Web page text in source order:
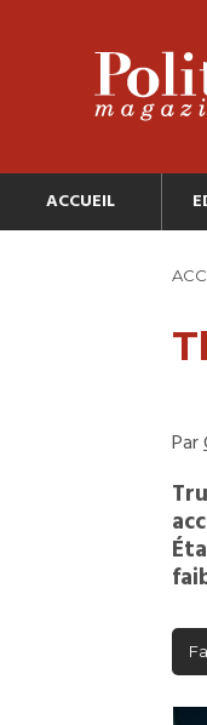
ACCUEIL
Par